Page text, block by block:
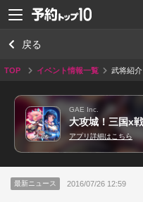
戻る
TOP イベント情報一覧 武将紹介
GAE Inc.
大攻城！三国x
アプリ詳細はこちら
最新ニュース 2016/07/26 12:59